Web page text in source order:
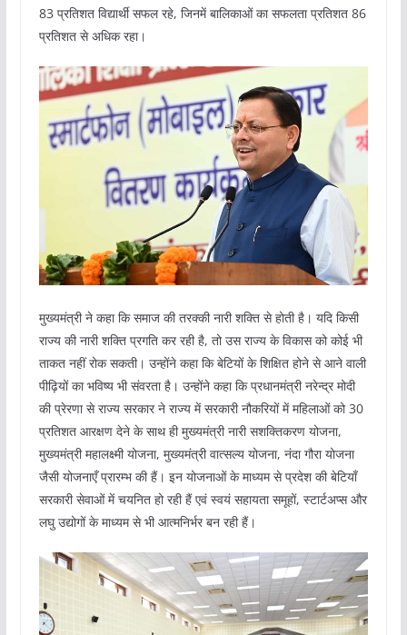
83 प्रतिशत विद्यार्थी सफल रहे, जिनमें बालिकाओं का सफलता प्रतिशत 86
प्रतिशत से अधिक रहा।
मुख्यमंत्री ने कहा कि समाज की तरक्की नारी शक्ति से होती है। यदि किसी
राज्य की नारी शक्ति प्रगति कर रही है, तो उस राज्य के विकास को कोई भी
ताकत नहीं रोक सकती। उन्होंने कहा कि बेटियों के शिक्षित होने से आने वाली
पीढ़ियों का भविष्य भी संवरता है। उन्होंने कहा कि प्रधानमंत्री नरेन्द्र मोदी
की प्रेरणा से राज्य सरकार ने राज्य में सरकारी नौकरियों में महिलाओं को 30
प्रतिशत आरक्षण देने के साथ ही मुख्यमंत्री नारी सशक्तिकरण योजना,
मुख्यमंत्री महालक्ष्मी योजना, मुख्यमंत्री वात्सल्य योजना, नंदा गौरा योजना
जैसी योजनाएँ प्रारम्भ की हैं। इन योजनाओं के माध्यम से प्रदेश की बेटियाँ
सरकारी सेवाओं में चयनित हो रही हैं एवं स्वयं सहायता समूहों, स्टार्टअप्स और
लघु उद्योगों के माध्यम से भी आत्मनिर्भर बन रही हैं।